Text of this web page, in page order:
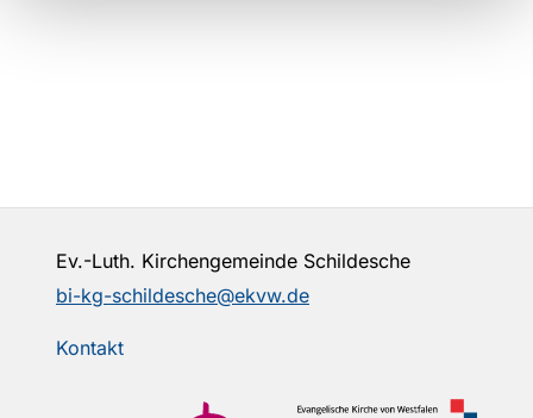
Ev.-Luth. Kirchengemeinde Schildesche
bi-kg-schildesche@ekvw.de
Kontakt